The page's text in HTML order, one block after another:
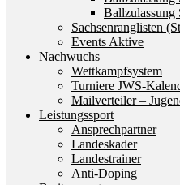
Ballzulassung
Sachsenranglisten
Events Aktive
Nachwuchs
Wettkampfsystem
Turniere JWS-
Mailverteiler –
Leistungssport
Ansprechpartner
Landeskader
Landestrainer
Anti-Doping